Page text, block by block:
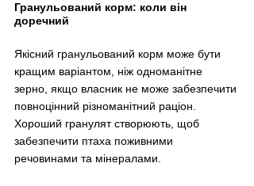
Гранульований корм: коли він
доречний
Якісний гранульований корм може бути
кращим варіантом, ніж одноманітне
зерно, якщо власник не може забезпечити
повноцінний різноманітний раціон.
Хороший гранулят створюють, щоб
забезпечити птаха поживними
речовинами та мінералами.